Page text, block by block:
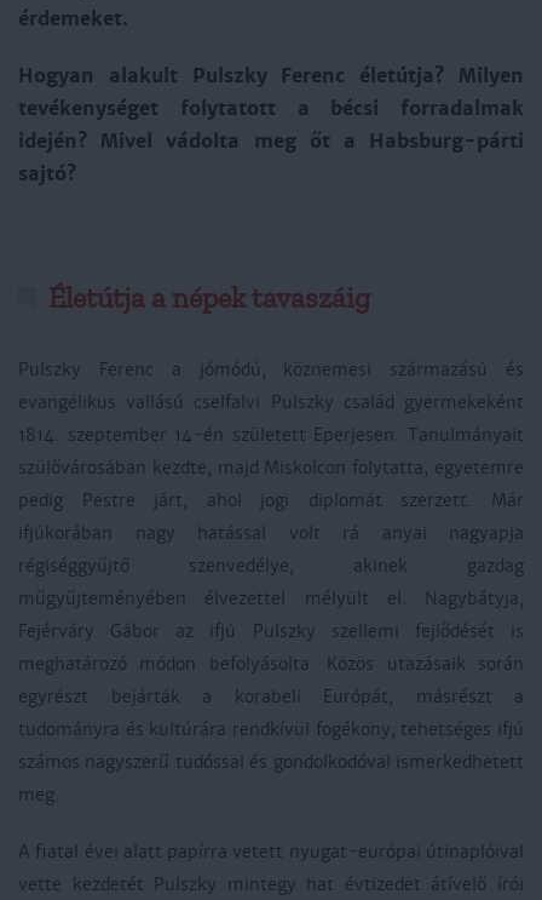
érdemeket.
Hogyan alakult Pulszky Ferenc életútja? Milyen
tevékenységet folytatott a bécsi forradalmak
idején? Mivel vádolta meg őt a Habsburg-párti
sajtó?
Életútja a népek tavaszáig
Pulszky Ferenc a jómódú, köznemesi származású és
evangélikus vallású cselfalvi Pulszky család gyermekeként
1814. szeptember 14-én született Eperjesen. Tanulmányait
szülővárosában kezdte, majd Miskolcon folytatta, egyetemre
pedig Pestre járt, ahol jogi diplomát szerzett. Már
ifjúkorában nagy hatással volt rá anyai nagyapja
régiséggyűjtő szenvedélye, akinek gazdag
műgyűjteményében élvezettel mélyült el. Nagybátyja,
Fejérváry Gábor az ifjú Pulszky szellemi fejlődését is
meghatározó módon befolyásolta. Közös utazásaik során
egyrészt bejárták a korabeli Európát, másrészt a
tudományra és kultúrára rendkívül fogékony, tehetséges ifjú
számos nagyszerű tudóssal és gondolkodóval ismerkedhetett
meg.
A fiatal évei alatt papírra vetett nyugat-európai útinaplóival
vette kezdetét Pulszky mintegy hat évtizedet átívelő írói